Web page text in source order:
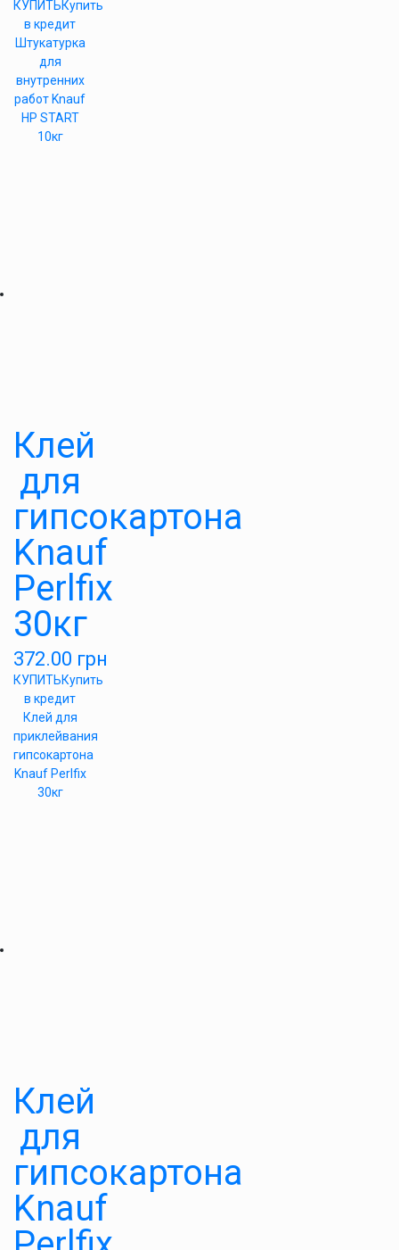
КУПИТЬКупить
в кредит
Штукатурка
для
внутренних
работ Knauf
HP START
10кг
Клей
для
гипсокартона
Knauf
Perlfix
30кг
372.00 грн
КУПИТЬКупить
в кредит
Клей для
приклейвания
гипсокартона
Knauf Perlfix
30кг
Клей
для
гипсокартона
Knauf